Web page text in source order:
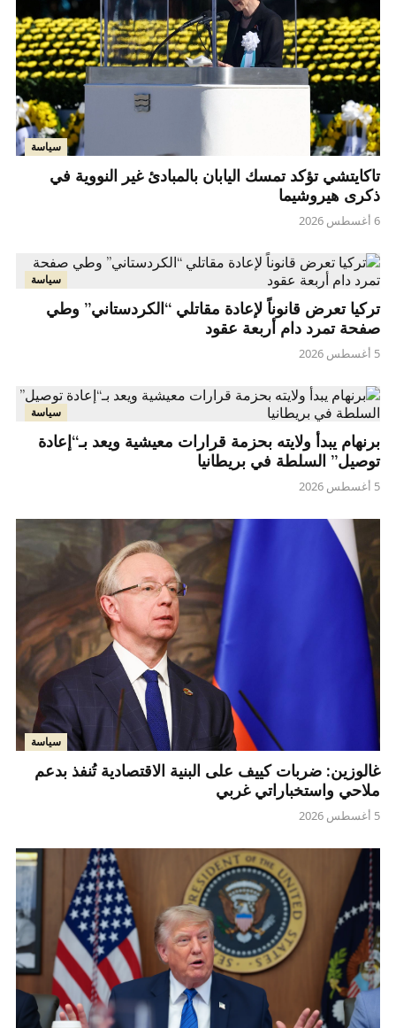
سياسة
تاكايتشي تؤكد تمسك اليابان بالمبادئ غير النووية في
ذكرى هيروشيما
6 أغسطس 2026
سياسة
تركيا تعرض قانوناً لإعادة مقاتلي “الكردستاني” وطي
صفحة تمرد دام أربعة عقود
5 أغسطس 2026
سياسة
برنهام يبدأ ولايته بحزمة قرارات معيشية ويعد بـ“إعادة
توصيل” السلطة في بريطانيا
5 أغسطس 2026
سياسة
غالوزين: ضربات كييف على البنية الاقتصادية تُنفذ بدعم
ملاحي واستخباراتي غربي
5 أغسطس 2026